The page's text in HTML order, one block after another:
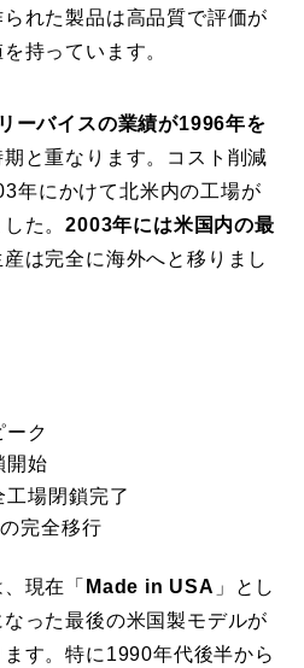
れた製品は高品質で評価が
持っています。
リーバイスの業績が1996年を
期と重なります。コスト削減
年にかけて北米内の工場が
した。2003年には米国内の最
産は完全に海外へと移りまし
ーク
開始
工場閉鎖完了
完全移行
現在「 Made in USA 」とし
った最後の米国製モデルが
す。特に1990年代後半から